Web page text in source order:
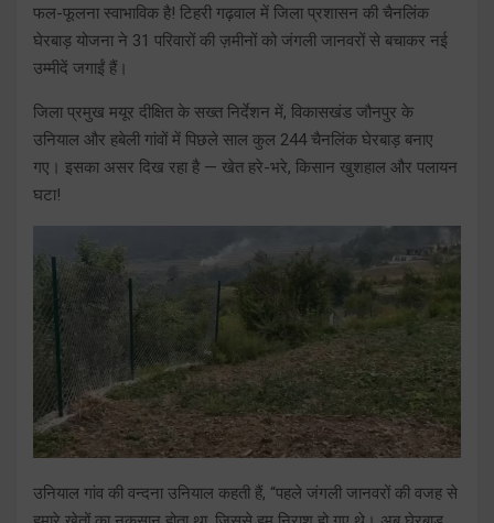
फल-फूलना स्वाभाविक है! टिहरी गढ़वाल में जिला प्रशासन की चैनलिंक
घेरबाड़ योजना ने 31 परिवारों की ज़मीनों को जंगली जानवरों से बचाकर नई
उम्मीदें जगाईं हैं।
जिला प्रमुख मयूर दीक्षित के सख्त निर्देशन में, विकासखंड जौनपुर के
उनियाल और हबेली गांवों में पिछले साल कुल 244 चैनलिंक घेरबाड़ बनाए
गए। इसका असर दिख रहा है — खेत हरे-भरे, किसान खुशहाल और पलायन
घटा!
उनियाल गांव की वन्दना उनियाल कहती हैं, “पहले जंगली जानवरों की वजह से